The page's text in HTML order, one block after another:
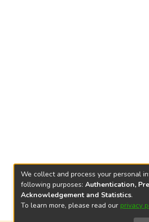
We collect and process your personal
following purposes: Authentication,
Acknowledgement and Statistics.
To learn more, please read our privacy